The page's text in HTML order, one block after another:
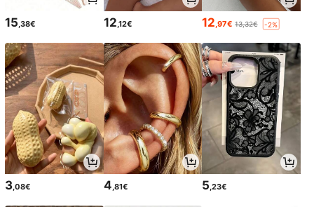
15 ,38€ 12 ,12€ 12 ,97€ 13,32€ -2%
3,08€ 4,81€ 5,23€